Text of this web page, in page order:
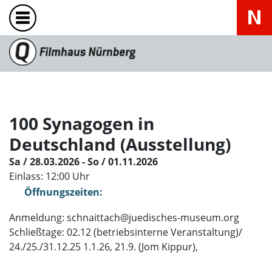
100 Synagogen in
Deutschland (Ausstellung)
Sa / 28.03.2026 - So / 01.11.2026
Einlass: 12:00 Uhr
Öffnungszeiten:
Anmeldung: schnaittach@juedisches-museum.org
Schließtage: 02.12 (betriebsinterne Veranstaltung)/
24./25./31.12.25 1.1.26, 21.9. (Jom Kippur),